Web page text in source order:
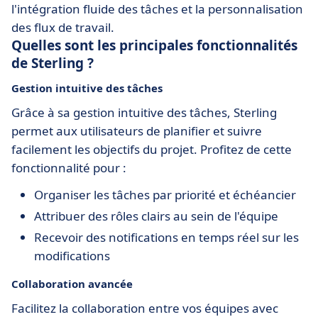
l'intégration fluide des tâches et la personnalisation
des flux de travail.
Quelles sont les principales fonctionnalités
de Sterling ?
Gestion intuitive des tâches
Grâce à sa gestion intuitive des tâches, Sterling
permet aux utilisateurs de planifier et suivre
facilement les objectifs du projet. Profitez de cette
fonctionnalité pour :
Organiser les tâches par priorité et échéancier
Attribuer des rôles clairs au sein de l'équipe
Recevoir des notifications en temps réel sur les
modifications
Collaboration avancée
Facilitez la collaboration entre vos équipes avec